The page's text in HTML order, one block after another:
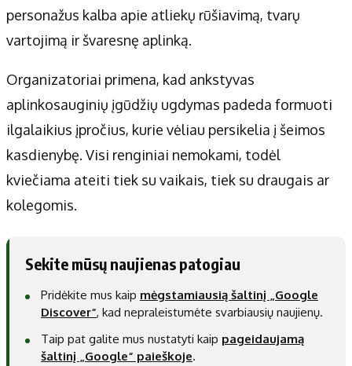
personažus kalba apie atliekų rūšiavimą, tvarų
vartojimą ir švaresnę aplinką.
Organizatoriai primena, kad ankstyvas
aplinkosauginių įgūdžių ugdymas padeda formuoti
ilgalaikius įpročius, kurie vėliau persikelia į šeimos
kasdienybę. Visi renginiai nemokami, todėl
kviečiama ateiti tiek su vaikais, tiek su draugais ar
kolegomis.
Sekite mūsų naujienas patogiau
Pridėkite mus kaip mėgstamiausią šaltinį „Google
Discover“, kad nepraleistumėte svarbiausių naujienų.
Taip pat galite mus nustatyti kaip pageidaujamą
šaltinį „Google“ paieškoje.